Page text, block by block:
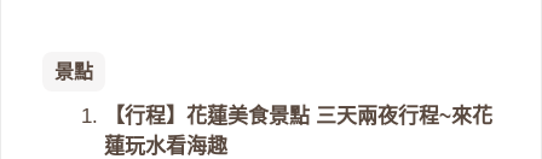
景點
【行程】花蓮美食景點 三天兩夜行程~來花
蓮玩水看海趣